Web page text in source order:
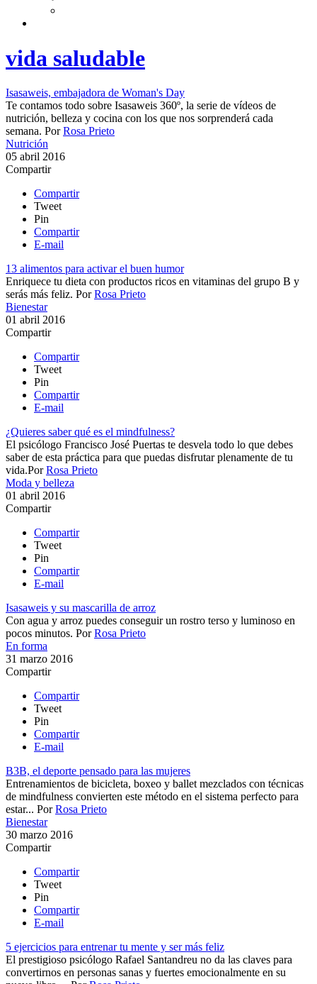
vida saludable
Isasaweis, embajadora de Woman's Day
Te contamos todo sobre Isasaweis 360º, la serie de vídeos de
nutrición, belleza y cocina con los que nos sorprenderá cada
semana. PorRosa Prieto
Nutrición
05 abril 2016
Compartir
Compartir
Tweet
Pin
Compartir
E-mail
13 alimentos para activar el buen humor
​Enriquece tu dieta con productos ricos en vitaminas del grupo B y
serás más feliz. PorRosa Prieto
Bienestar
01 abril 2016
Compartir
Compartir
Tweet
Pin
Compartir
E-mail
¿Quieres saber qué es el mindfulness?
​El psicólogo Francisco José Puertas te desvela todo lo que debes
saber de esta práctica para que puedas disfrutar plenamente de tu
vida.​PorRosa Prieto
Moda y belleza
01 abril 2016
Compartir
Compartir
Tweet
Pin
Compartir
E-mail
Isasaweis y su mascarilla de arroz
Con agua y arroz puedes conseguir un rostro terso y luminoso en
pocos minutos. PorRosa Prieto
En forma
31 marzo 2016
Compartir
Compartir
Tweet
Pin
Compartir
E-mail
B3B, el deporte pensado para las mujeres
Entrenamientos de bicicleta, boxeo y ballet mezclados con técnicas
de mindfulness convierten este método en el sistema perfecto para
estar... PorRosa Prieto
Bienestar
30 marzo 2016
Compartir
Compartir
Tweet
Pin
Compartir
E-mail
5 ejercicios para entrenar tu mente y ser más feliz
El prestigioso psicólogo Rafael Santandreu no da las claves para
convertirnos en personas sanas y fuertes emocionalmente en su